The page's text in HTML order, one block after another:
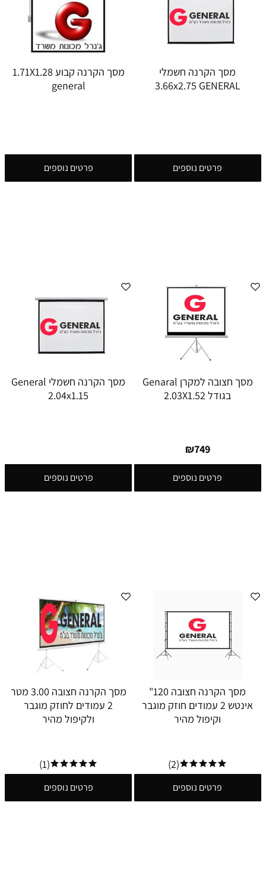
מסך הקרנה חשמלי
3.66x2.75 GENERAL
פרטים נוספים
מסך הקרנה קבוע 1.71X1.28
general
פרטים נוספים
מסך חצובה למקרן Genaral
בגודל 2.03X1.52
₪749
פרטים נוספים
מסך הקרנה חשמלי General
2.04x1.15
פרטים נוספים
מסך הקרנה חצובה 120"
אינטש 2 עמודים חוזק מוגבר
וקיפול מהיר
(2)
פרטים נוספים
מסך הקרנה חצובה 3.00 מטר
2 עמודים לחוזק מוגבר
ולקיפול מהיר
(1)
פרטים נוספים